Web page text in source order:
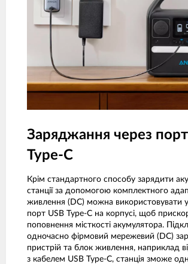
Заряджання через
Type-C
Крім стандартного способу зарядити
станції за допомогою комплектного
живлення (DC) можна використовувати
порт USB Type-C на корпусі, щоб
поповнення місткості акумулятора.
одночасно фірмовий мережевий (DC)
пристрій та блок живлення, наприклад
з кабелем USB Type-C, станція зможе